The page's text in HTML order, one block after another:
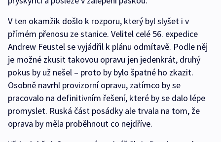
V ten okamžik došlo k rozporu, který byl slyšet i v
přímém přenosu ze stanice. Velitel celé 56. expedice
Andrew Feustel se vyjádřil k plánu odmítavě. Podle něj
je možné zkusit takovou opravu jen jedenkrát, druhý
pokus by už nešel – proto by bylo špatné ho zkazit.
Osobně navrhl provizorní opravu, zatímco by se
pracovalo na definitivním řešení, které by se dalo lépe
promyslet. Ruská část posádky ale trvala na tom, že
oprava by měla proběhnout co nejdříve.